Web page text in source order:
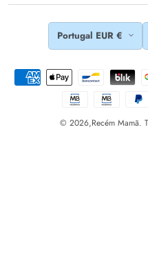
Portugal EUR €
© 2026,Recém Mamã.